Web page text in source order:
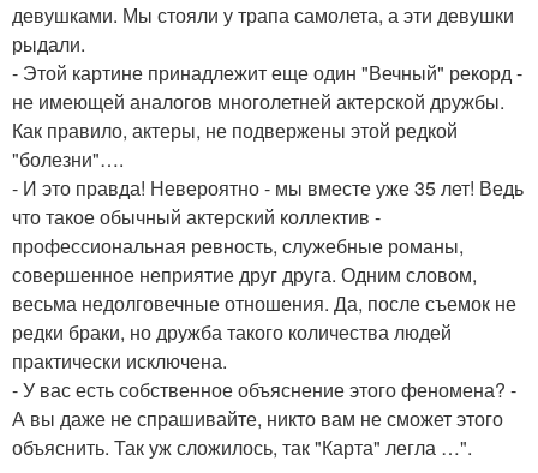
девушками. Мы стояли у трапа самолета, а эти девушки
рыдали.
- Этой картине принадлежит еще один "Вечный" рекорд -
не имеющей аналогов многолетней актерской дружбы.
Как правило, актеры, не подвержены этой редкой
"болезни"….
- И это правда! Невероятно - мы вместе уже 35 лет! Ведь
что такое обычный актерский коллектив -
профессиональная ревность, служебные романы,
совершенное неприятие друг друга. Одним словом,
весьма недолговечные отношения. Да, после съемок не
редки браки, но дружба такого количества людей
практически исключена.
- У вас есть собственное объяснение этого феномена? -
А вы даже не спрашивайте, никто вам не сможет этого
объяснить. Так уж сложилось, так "Карта" легла …".